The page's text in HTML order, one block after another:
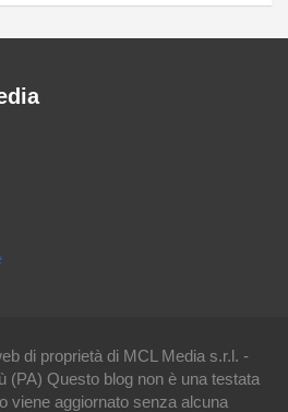
di proprietà di MCL Media s.r.l. -
(PA) Questo blog non è una testata
viene aggiornato senza alcuna